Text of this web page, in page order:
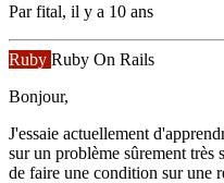
Parfital, il y a 10 ans
Ruby Ruby On Rails
Bonjour,
J'essaie actuellement
sur un problème sûrement très
de faire une condition sur une